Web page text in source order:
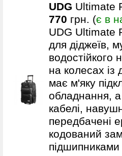
UDG Ultimate
770 грн. (є в
UDG Ultimate
для діджеїв,
водостійкого
на колесах із
має м'яку
обладнання, а
кабелі,
передбачені
кодований